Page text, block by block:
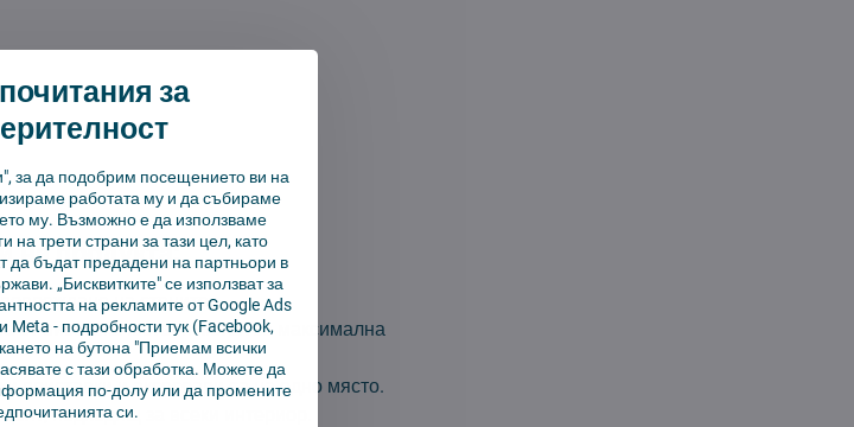
на продукта:
на стените.
от висококачествен метал за максимална
приставки и аксесоари са на едно място.
подходящ за всеки интериор.
за
за да подобрим посещението ви на
работата му и да събираме
му. Възможно е да използваме
на трети страни за тази цел, като
да бъдат предадени на партньори в
„Бисквитките" се използват за
на рекламите от Google Ads
Meta - подробности тук(Facebook,
на бутона "Приемам всички
с тази обработка. Можете да
по-долу или да промените
си.